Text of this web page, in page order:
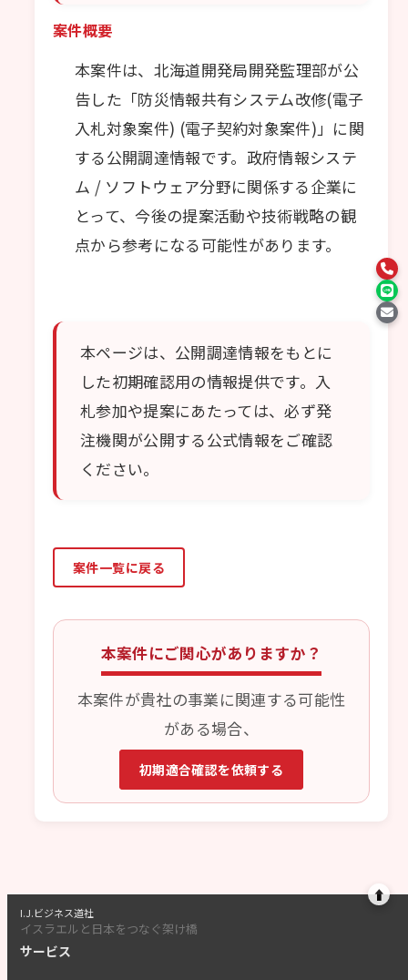
案件概要
本案件は、北海道開発局開発監理部が公
告した「防災情報共有システム改修(電子
入札対象案件) (電子契約対象案件)」に関
する公開調達情報です。政府情報システ
ム / ソフトウェア分野に関係する企業に
とって、今後の提案活動や技術戦略の観
点から参考になる可能性があります。
本ページは、公開調達情報をもとに
した初期確認用の情報提供です。入
札参加や提案にあたっては、必ず発
注機関が公開する公式情報をご確認
ください。
案件一覧に戻る
本案件にご関心がありますか？
本案件が貴社の事業に関連する可能性
がある場合、
初期適合確認を依頼する
⬆
I.J.ビジネス道社
イスラエルと日本をつなぐ架け橋
サービス